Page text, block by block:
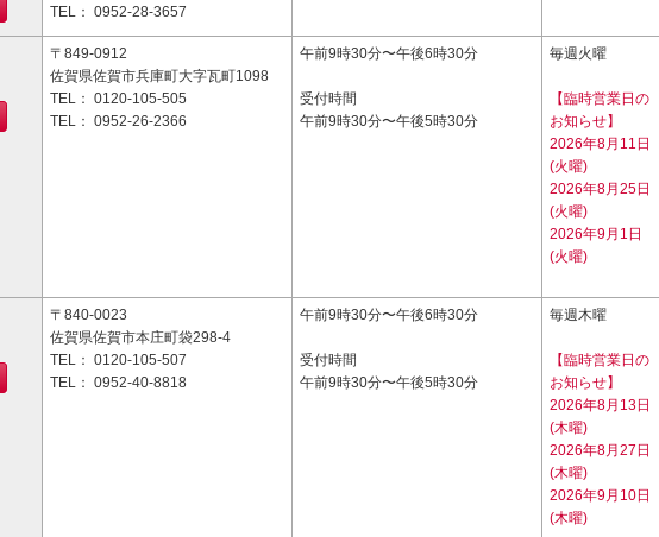
TEL： 0952-28-3657
〒849-0912
佐賀県佐賀市兵庫町大字瓦町1098
TEL： 0120-105-505
TEL： 0952-26-2366
午前9時30分〜午後6時30分
受付時間
午前9時30分〜午後5時30分
毎週火曜
【臨時営業日の
お知らせ】
2026年8月11日
(火曜)
2026年8月25日
(火曜)
2026年9月1日
(火曜)
〒840-0023
佐賀県佐賀市本庄町袋298-4
TEL： 0120-105-507
TEL： 0952-40-8818
午前9時30分〜午後6時30分
受付時間
午前9時30分〜午後5時30分
毎週木曜
【臨時営業日の
お知らせ】
2026年8月13日
(木曜)
2026年8月27日
(木曜)
2026年9月10日
(木曜)